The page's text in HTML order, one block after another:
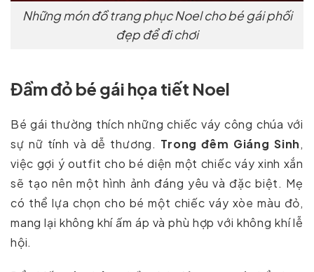
Những món đồ trang phục Noel cho bé gái phối
đẹp để đi chơi
Đầm đỏ bé gái họa tiết Noel
Bé gái thường thích những chiếc váy công chúa với
sự nữ tính và dễ thương. Trong đêm Giáng Sinh,
việc gợi ý outfit cho bé diện một chiếc váy xinh xắn
sẽ tạo nên một hình ảnh đáng yêu và đặc biệt. Mẹ
có thể lựa chọn cho bé một chiếc váy xòe màu đỏ,
mang lại không khí ấm áp và phù hợp với không khí lễ
hội.